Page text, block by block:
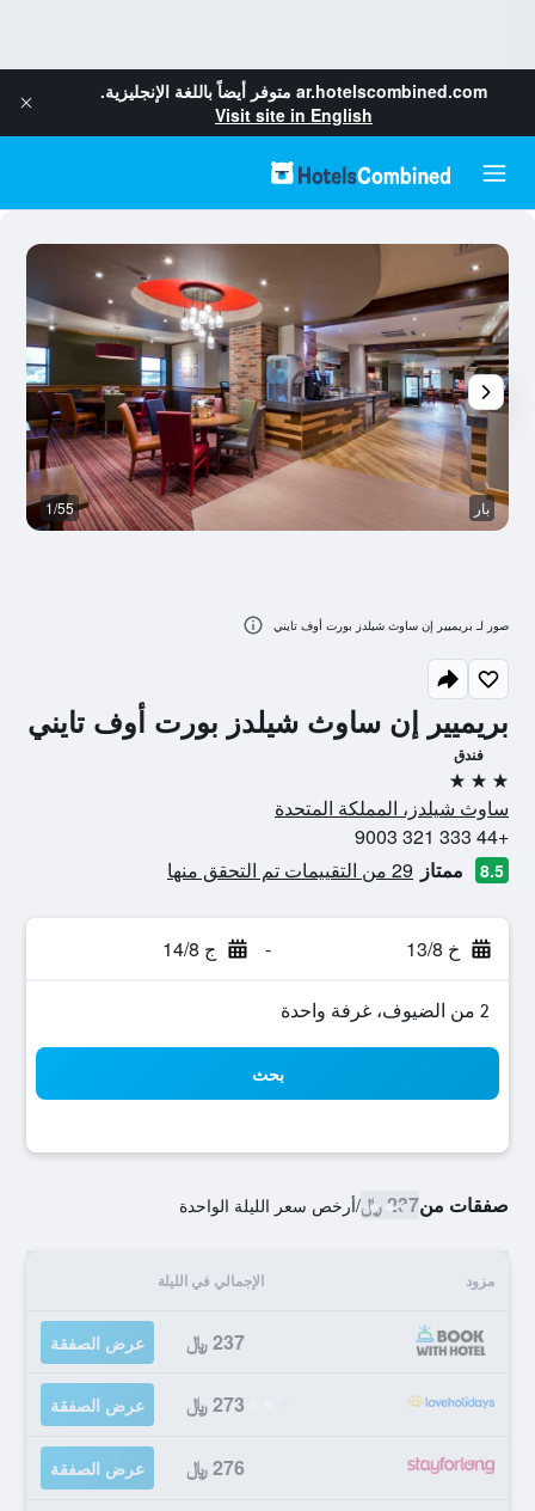
ar.hotelscombined.com متوفر أيضاً باللغة الإنجليزية.
Visit site in English
بريميير إن ساوث شيلدز بورت أوف تايني
فندق
3 نجوم
ساوث شيلدز، المملكة المتحدة
+44 333 321 9003
8.5 ممتاز 29 من التقييمات تم التحقق منها
خ 13/8 - ج 14/8
2 من الضيوف، غرفة واحدة
بحث
صفقات من237 ﷼ /أرخص سعر الليلة الواحدة
مزود الإجمالي في الليلة
237 ﷼ عرض الصفقة
273 ﷼ عرض الصفقة
276 ﷼ عرض الصفقة
بار 1/55
صور لـ بريميير إن ساوث شيلدز بورت أوف تايني